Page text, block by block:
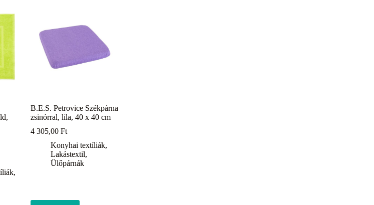
,
B.E.S. Petrovice Székpárna
zsinórral, lila, 40 x 40 cm
4 305,00Ft
Konyhai textíliák,
Lakástextil,
Ülőpárnák